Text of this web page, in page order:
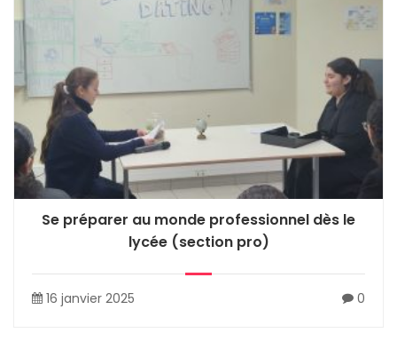
Se préparer au monde professionnel dès le
lycée (section pro)
16 janvier 2025 0